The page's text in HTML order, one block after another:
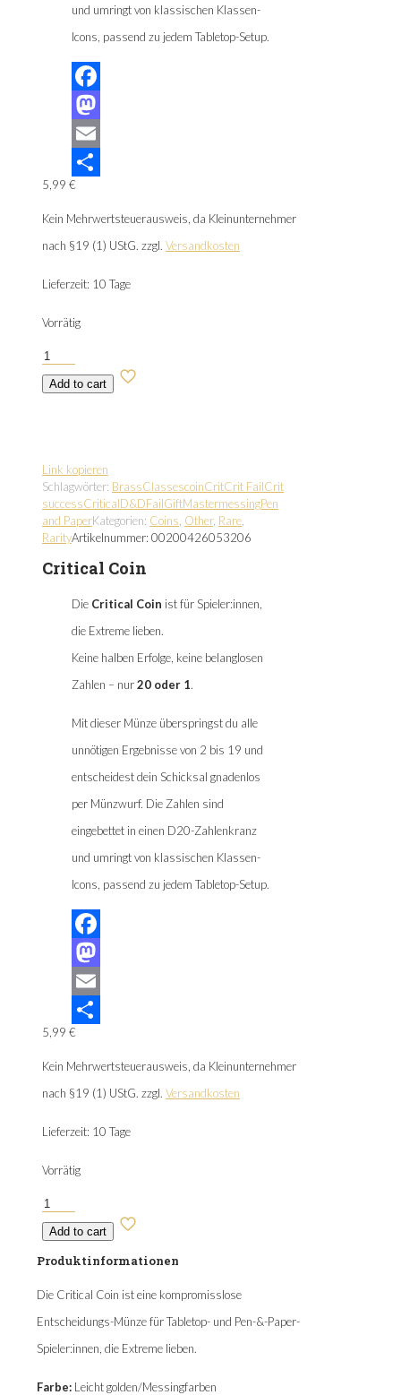
und umringt von klassischen Klassen-
Icons, passend zu jedem Tabletop-Setup.
Facebook
Mastodon
Email
Teilen
5,99 €
Kein Mehrwertsteuerausweis, da Kleinunternehmer
nach §19 (1) UStG. zzgl. Versandkosten
Lieferzeit: 10 Tage
Vorrätig
Critical
Coin
Menge
Add to cart
Link kopieren
Schlagwörter: BrassClassescoinCritCrit FailCrit
successCriticalD&DFailGiftMastermessingPen
and PaperKategorien: Coins Other, Rare,
RarityArtikelnummer: 00200426053206
Critical Coin
Die Critical Coin ist für Spieler:innen,
die Extreme lieben.
Keine halben Erfolge, keine belanglosen
Zahlen – nur20 oder 1.
Mit dieser Münze überspringst du alle
unnötigen Ergebnisse von 2 bis 19 und
entscheidest dein Schicksal gnadenlos
per Münzwurf. Die Zahlen sind
eingebettet in einen D20-Zahlenkranz
und umringt von klassischen Klassen-
Icons, passend zu jedem Tabletop-Setup.
Facebook
Mastodon
Email
Teilen
5,99 €
Kein Mehrwertsteuerausweis, da Kleinunternehmer
nach §19 (1) UStG. zzgl. Versandkosten
Lieferzeit: 10 Tage
Vorrätig
Critical
Coin
Menge
Add to cart
Produktinformationen
Die Critical Coin ist eine kompromisslose
Entscheidungs-Münze für Tabletop- und Pen-&-Paper-
Spieler:innen, die Extreme lieben.
Farbe: Leicht golden/Messingfarben